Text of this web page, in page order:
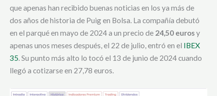
que apenas han recibido buenas noticias en los ya más de
dos años de historia de Puig en Bolsa. La compañía debutó
en el parqué en mayo de 2024 a un precio de 24,50 eurosy
apenas unos meses después, el 22 de julio, entró en el IBEX
35 . Su punto más alto lo tocó el 13 de junio de 2024 cuando
llegó a cotizarse en 27,78 euros.